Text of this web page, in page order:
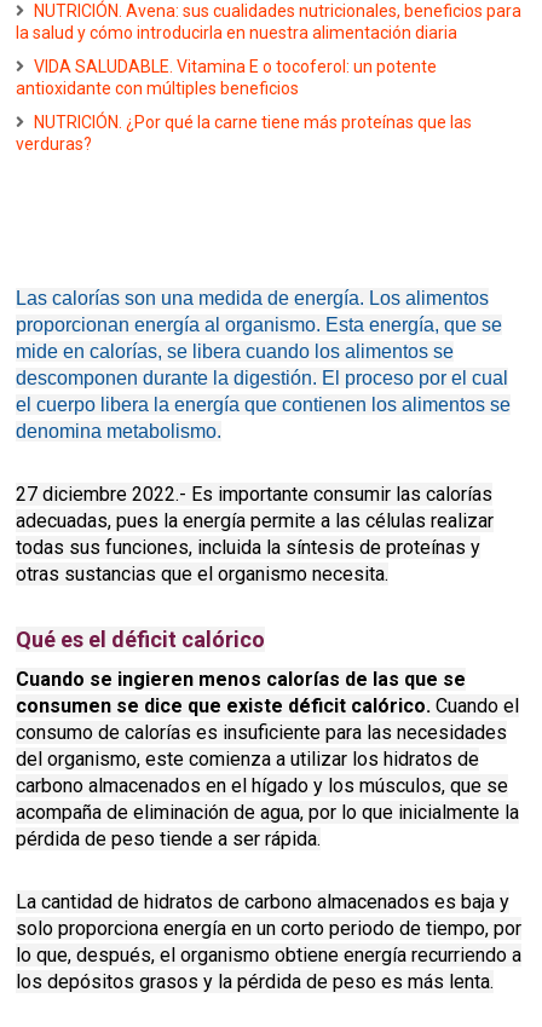
NUTRICIÓN. Avena: sus cualidades nutricionales, beneficios para
la salud y cómo introducirla en nuestra alimentación diaria
VIDA SALUDABLE. Vitamina E o tocoferol: un potente
antioxidante con múltiples beneficios
NUTRICIÓN. ¿Por qué la carne tiene más proteínas que las
verduras?
Las calorías son una medida de energía. Los alimentos
proporcionan energía al organismo. Esta energía, que se
mide en calorías, se libera cuando los alimentos se
descomponen durante la digestión. El proceso por el cual
el cuerpo libera la energía que contienen los alimentos se
denomina metabolismo.
27 diciembre 2022.- Es importante consumir las calorías
adecuadas, pues la energía permite a las células realizar
todas sus funciones, incluida la síntesis de proteínas y
otras sustancias que el organismo necesita.
Qué es el déficit calórico
Cuando se ingieren menos calorías de las que se
consumen se dice que existe déficit calórico. Cuando el
consumo de calorías es insuficiente para las necesidades
del organismo, este comienza a utilizar los hidratos de
carbono almacenados en el hígado y los músculos, que se
acompaña de eliminación de agua, por lo que inicialmente la
pérdida de peso tiende a ser rápida.
La cantidad de hidratos de carbono almacenados es baja y
solo proporciona energía en un corto periodo de tiempo, por
lo que, después, el organismo obtiene energía recurriendo a
los depósitos grasos y la pérdida de peso es más lenta.